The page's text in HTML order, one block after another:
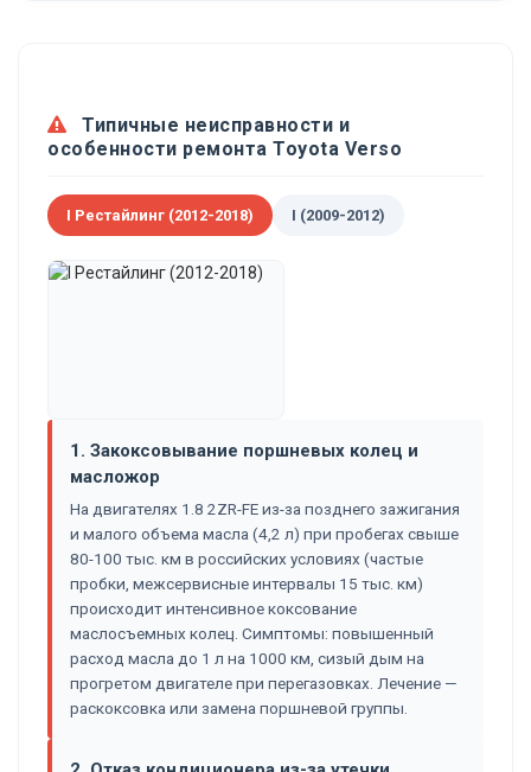
Типичные неисправности и
особенности ремонта Toyota Verso
I Рестайлинг (2012-2018) I (2009-2012)
1. Закоксовывание поршневых колец и
масложор
На двигателях 1.8 2ZR-FE из-за позднего зажигания
и малого объема масла (4,2 л) при пробегах свыше
80-100 тыс. км в российских условиях (частые
пробки, межсервисные интервалы 15 тыс. км)
происходит интенсивное коксование
маслосъемных колец. Симптомы: повышенный
расход масла до 1 л на 1000 км, сизый дым на
прогретом двигателе при перегазовках. Лечение —
раскоксовка или замена поршневой группы.